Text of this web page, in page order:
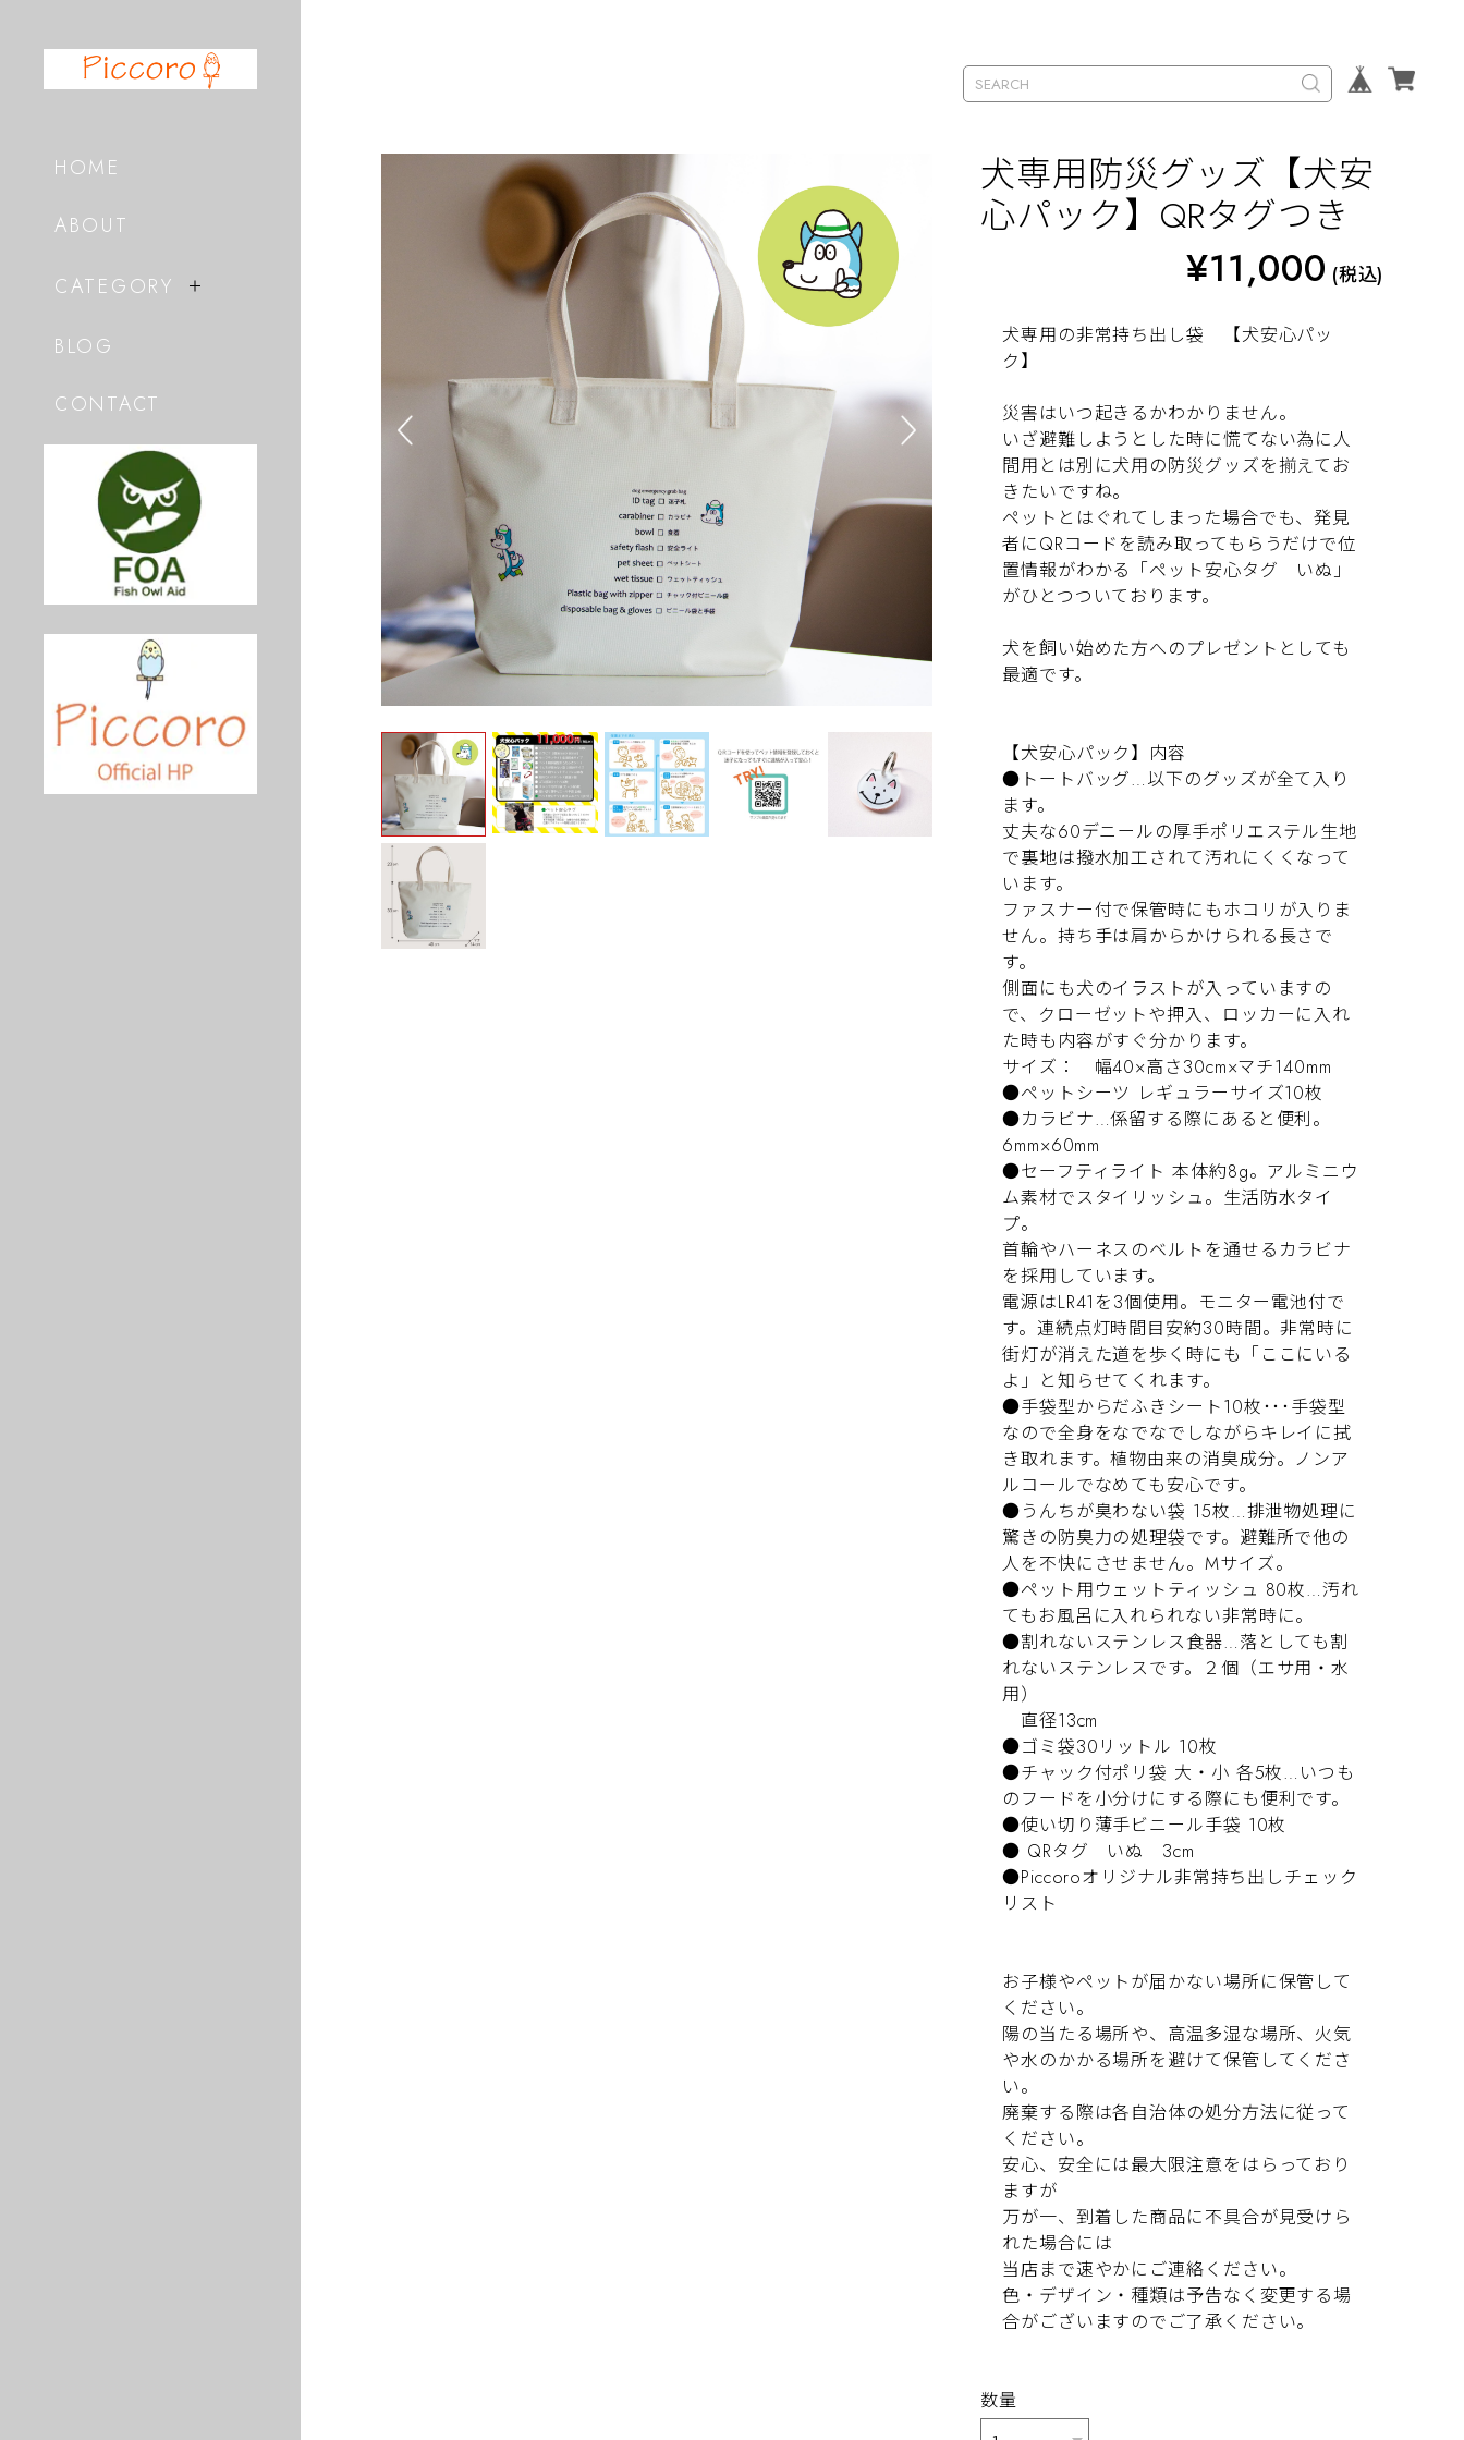
HOME
ABOUT
CATEGORY
BLOG
CONTACT
犬専用防災グッズ【犬安
心パック】QRタグつき
¥11,000 (税込)
犬専用の非常持ち出し袋 【犬安心パッ
ク】
災害はいつ起きるかわかりません。
いざ避難しようとした時に慌てない為に人
間用とは別に犬用の防災グッズを揃えてお
きたいですね。
ペットとはぐれてしまった場合でも、発見
者にQRコードを読み取ってもらうだけで位
置情報がわかる「ペット安心タグ いぬ」
がひとつついております。
犬を飼い始めた方へのプレゼントとしても
最適です。
【犬安心パック】内容
●トートバッグ…以下のグッズが全て入り
ます。
丈夫な60デニールの厚手ポリエステル生地
で裏地は撥水加工されて汚れにくくなって
います。
ファスナー付で保管時にもホコリが入りま
せん。持ち手は肩からかけられる長さで
す。
側面にも犬のイラストが入っていますの
で、クローゼットや押入、ロッカーに入れ
た時も内容がすぐ分かります。
サイズ： 幅40×高さ30cm×マチ140mm
●ペットシーツ レギュラーサイズ10枚
●カラビナ…係留する際にあると便利。
6mm×60mm
●セーフティライト 本体約8g。アルミニウ
ム素材でスタイリッシュ。生活防水タイ
プ。
首輪やハーネスのベルトを通せるカラビナ
を採用しています。
電源はLR41を3個使用。モニター電池付で
す。連続点灯時間目安約30時間。非常時に
街灯が消えた道を歩く時にも「ここにいる
よ」と知らせてくれます。
●手袋型からだふきシート10枚･･･手袋型
なので全身をなでなでしながらキレイに拭
き取れます。植物由来の消臭成分。ノンア
ルコールでなめても安心です。
●うんちが臭わない袋 15枚…排泄物処理に
驚きの防臭力の処理袋です。避難所で他の
人を不快にさせません。Mサイズ。
●ペット用ウェットティッシュ 80枚…汚れ
てもお風呂に入れられない非常時に。
●割れないステンレス食器…落としても割
れないステンレスです。２個（エサ用・水
用）
直径13cm
●ゴミ袋30リットル 10枚
●チャック付ポリ袋 大・小 各5枚…いつも
のフードを小分けにする際にも便利です。
●使い切り薄手ビニール手袋 10枚
● QRタグ いぬ 3cm
●Piccoroオリジナル非常持ち出しチェック
リスト
お子様やペットが届かない場所に保管して
ください。
陽の当たる場所や、高温多湿な場所、火気
や水のかかる場所を避けて保管してくださ
い。
廃棄する際は各自治体の処分方法に従って
ください。
安心、安全には最大限注意をはらっており
ますが
万が一、到着した商品に不具合が見受けら
れた場合には
当店まで速やかにご連絡ください。
色・デザイン・種類は予告なく変更する場
合がございますのでご了承ください。
数量